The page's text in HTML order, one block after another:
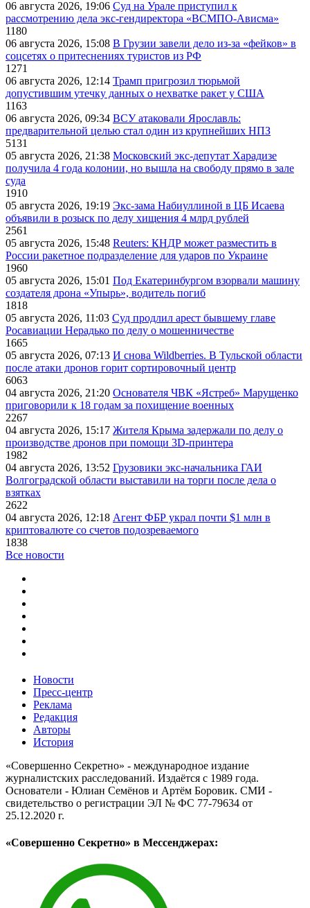
06 августа 2026, 19:06 Суд на Урале приступил к
рассмотрению дела экс-гендиректора «ВСМПО-Ависма»
1180
06 августа 2026, 15:08 В Грузии завели дело из-за «фейков» в
соцсетях о притеснениях туристов из РФ
1271
06 августа 2026, 12:14 Трамп пригрозил тюрьмой
допустившим утечку данных о нехватке ракет у США
1163
06 августа 2026, 09:34 ВСУ атаковали Ярославль:
предварительной целью стал один из крупнейших НПЗ
5131
05 августа 2026, 21:38 Московский экс-депутат Харадизе
получила 4 года колонии, но вышла на свободу прямо в зале
суда
1910
05 августа 2026, 19:19 Экс-зама Набиуллиной в ЦБ Исаева
объявили в розыск по делу хищения 4 млрд рублей
2561
05 августа 2026, 15:48 Reuters: КНДР может разместить в
России ракетное подразделение для ударов по Украине
1960
05 августа 2026, 15:01 Под Екатеринбургом взорвали машину
создателя дрона «Упырь», водитель погиб
1818
05 августа 2026, 11:03 Суд продлил арест бывшему главе
Росавиации Нерадько по делу о мошенничестве
1665
05 августа 2026, 07:13 И снова Wildberries. В Тульской области
после атаки дронов горит сортировочный центр
6063
04 августа 2026, 21:20 Основателя ЧВК «Ястреб» Марущенко
приговорили к 18 годам за похищение военных
2267
04 августа 2026, 15:17 Жителя Крыма задержали по делу о
производстве дронов при помощи 3D‑принтера
1982
04 августа 2026, 13:52 Грузовики экс-начальника ГАИ
Волгоградской области выставили на торги после дела о
взятках
2622
04 августа 2026, 12:18 Агент ФБР украл почти $1 млн в
криптовалюте со счетов подозреваемого
1838
Все новости
Новости
Пресс-центр
Реклама
Редакция
Авторы
История
«Совершенно Секретно» - международное издание
журналистских расследований. Издаётся с 1989 года.
Основатели - Юлиан Семёнов и Артём Боровик. CМИ -
свидетельство о регистрации ЭЛ № ФС 77-79634 от
25.12.2020 г.
«Совершенно Секретно» в Мессенджерах: